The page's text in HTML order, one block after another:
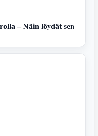
– Näin löydät sen